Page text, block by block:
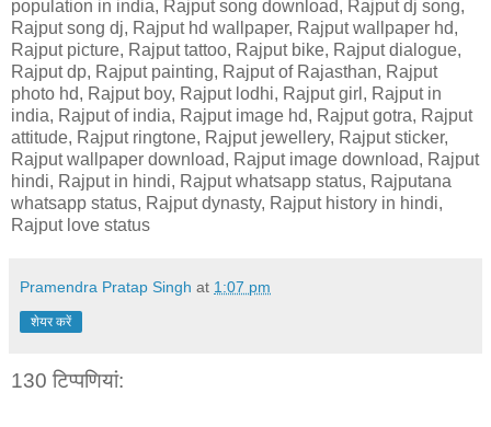
population in india, Rajput song download, Rajput dj song,
Rajput song dj, Rajput hd wallpaper, Rajput wallpaper hd,
Rajput picture, Rajput tattoo, Rajput bike, Rajput dialogue,
Rajput dp, Rajput painting, Rajput of Rajasthan, Rajput
photo hd, Rajput boy, Rajput lodhi, Rajput girl, Rajput in
india, Rajput of india, Rajput image hd, Rajput gotra, Rajput
attitude, Rajput ringtone, Rajput jewellery, Rajput sticker,
Rajput wallpaper download, Rajput image download, Rajput
hindi, Rajput in hindi, Rajput whatsapp status, Rajputana
whatsapp status, Rajput dynasty, Rajput history in hindi,
Rajput love status
Pramendra Pratap Singh at 1:07 pm
शेयर करें
130 टिप्‍पणियां: